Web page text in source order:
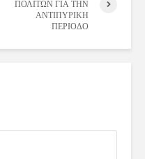
ΠΟΛΙΤΩΝ ΓΙΑ ΤΗΝ
ΑΝΤΙΠΥΡΙΚΗ
ΠΕΡΙΟΔΟ